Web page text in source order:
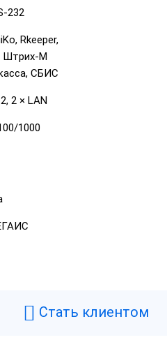
232
Rkeeper,
Штрих-М
СБИС
2 × LAN
1000
Стать клиентом